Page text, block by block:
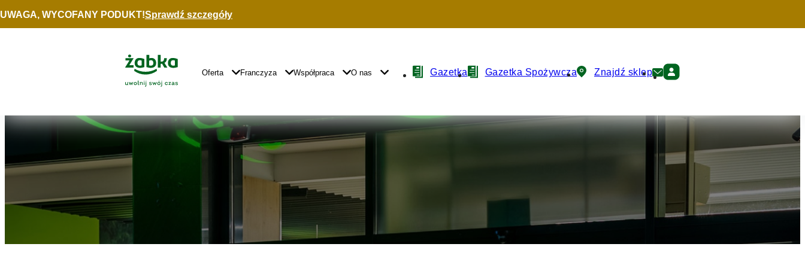
Idź do treści
UWAGA, WYCOFANY PODUKT!Sprawdź szczegóły
Główne
Logo
Główna
Nawigacja
Oferta Franczyza Współpraca O nas
NawigacjaGazetka Gazetka Spożywcza Znajdź sklep